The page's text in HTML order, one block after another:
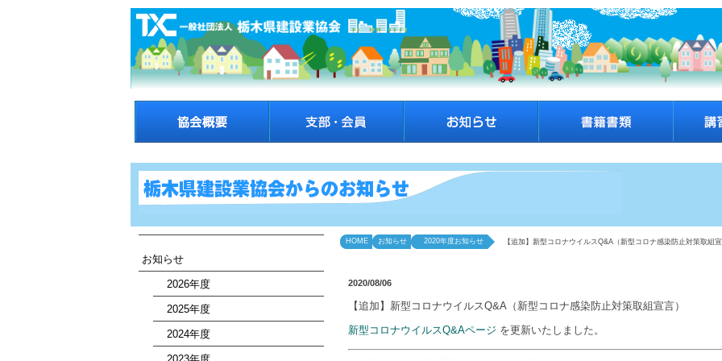
お知らせ
2026年度
2025年度
2024年度
HOME お知らせ 2020年度お知らせ 【追加】新型コロナウイルスQ&A（新型コロナ感染防止対策取組
2020/08/06
【追加】新型コロナウイルスQ&A（新型コロナ感染防止対策取組宣言）
新型コロナウイルスQ&Aページ を更新いたしました。